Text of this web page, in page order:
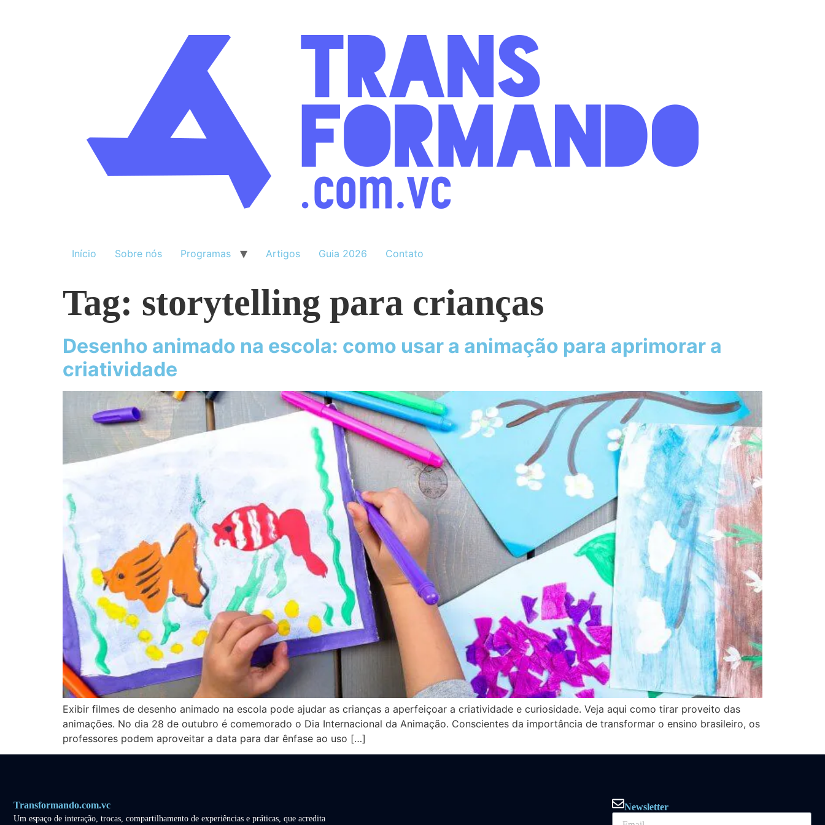
Início Sobre nós Programas Artigos Guia 2026 Contato
Tag: storytelling para crianças
Desenho animado na escola: como usar a animação para aprimorar a
criatividade
Exibir filmes de desenho animado na escola pode ajudar as crianças a aperfeiçoar a criatividade e curiosidade. Veja aqui como tirar proveito das
animações. No dia 28 de outubro é comemorado o Dia Internacional da Animação. Conscientes da importância de transformar o ensino brasileiro, os
professores podem aproveitar a data para dar ênfase ao uso […]
Transformando.com.vc
Um espaço de interação, trocas, compartilhamento de experiências e práticas, que acredita
Newsletter